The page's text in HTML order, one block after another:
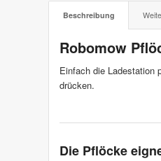
Beschreibung
Robomow
Einfach die Ladestation
drücken.
Die Pflöcke